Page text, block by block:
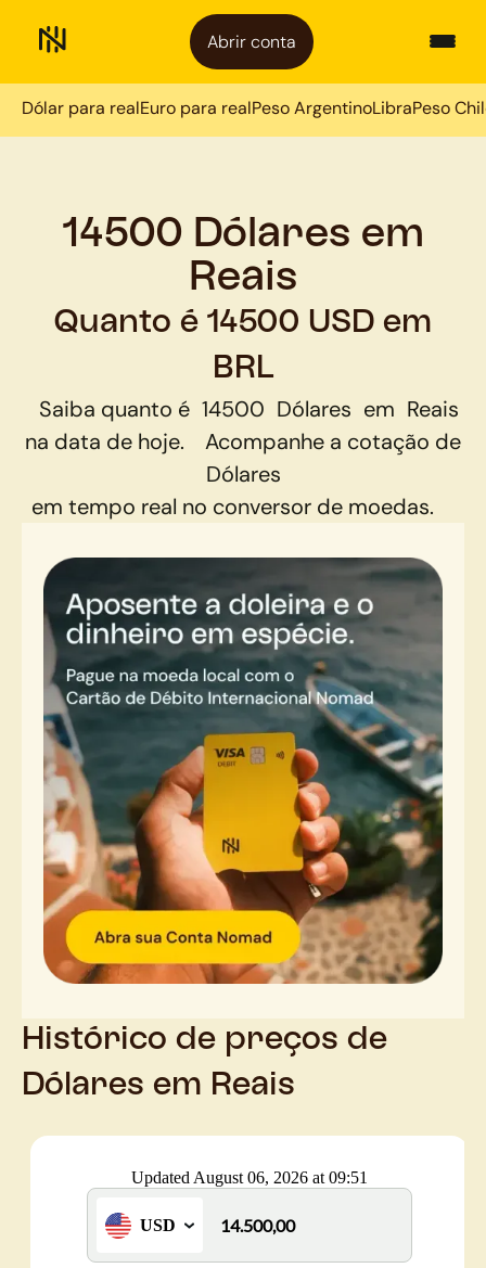
Abrir conta
Dólar para realEuro para realPeso ArgentinoLibraPeso
14500 Dólares em
Reais
Quanto é 14500 USD em
BRL
Saiba quanto é 14500 Dólares em Reais
na data de hoje.
Acompanhe a cotação de
Dólares
em tempo real no conversor de moedas.
Histórico de preços de
Dólares em Reais